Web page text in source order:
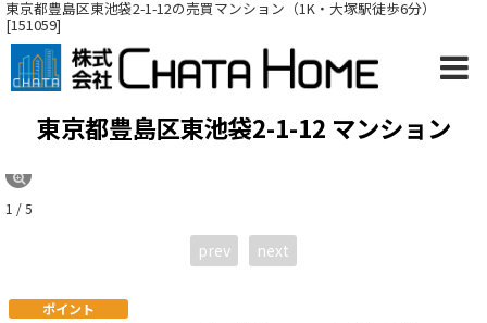
東京都豊島区東池袋2-1-12の売買マンション（1K・大塚駅徒歩6分）
[151059]
東京都豊島区東池袋2-1-12 マンション
1 / 5
prev next
ポイント